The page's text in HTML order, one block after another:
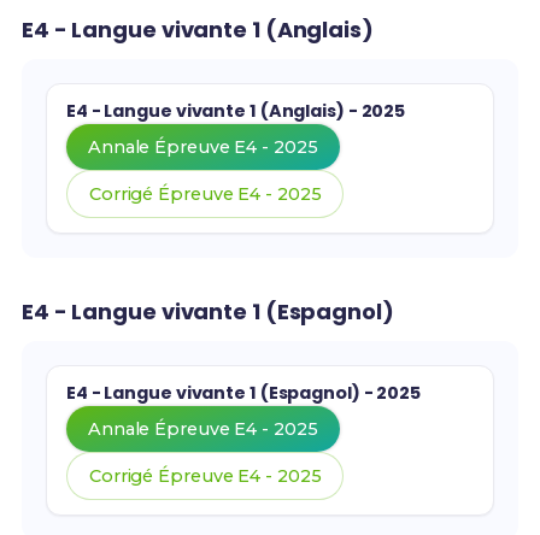
E4 - Langue vivante 1 (Anglais)
E4 - Langue vivante 1 (Anglais) - 2025
Annale Épreuve E4 - 2025
Corrigé Épreuve E4 - 2025
E4 - Langue vivante 1 (Espagnol)
E4 - Langue vivante 1 (Espagnol) - 2025
Annale Épreuve E4 - 2025
Corrigé Épreuve E4 - 2025